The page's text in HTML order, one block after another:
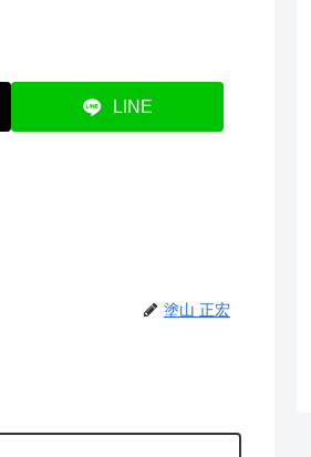
LINE
塗山 正宏